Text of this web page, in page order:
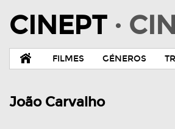
CINEPT ·
FILMES GÉNEROS
João Carvalho